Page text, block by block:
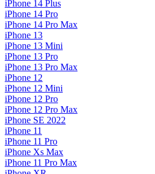
iPhone 14 Plus
iPhone 14 Pro
iPhone 14 Pro Max
iPhone 13
iPhone 13 Mini
iPhone 13 Pro
iPhone 13 Pro Max
iPhone 12
iPhone 12 Mini
iPhone 12 Pro
iPhone 12 Pro Max
iPhone SE 2022
iPhone 11
iPhone 11 Pro
iPhone Xs Max
iPhone 11 Pro Max